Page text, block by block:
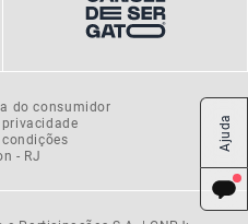
do consumidor
- RJ
Ajuda